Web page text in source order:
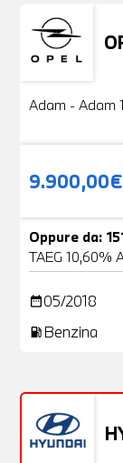
Usato
Adam - Adam
9.900,00€
Oppure da:
TAEG 10,60%
date_range05/2018
local_gas_station Benzina
Usato